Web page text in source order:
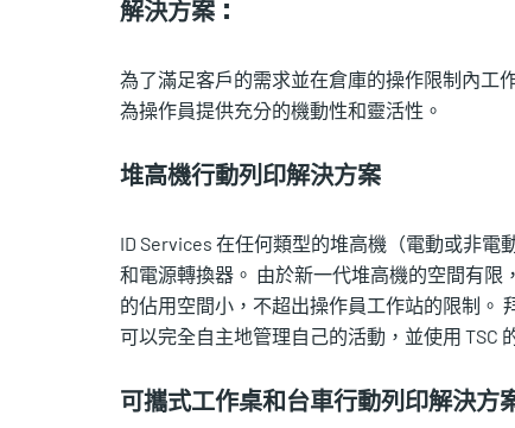
解決方案：
為了滿足客戶的需求並在倉庫的操作限制內工
為操作員提供充分的機動性和靈活性。
堆高機行動列印解決方案
ID Services 在任何類型的堆高機（電動或非
和電源轉換器。 由於新一代堆高機的空間有限
的佔用空間小，不超出操作員工作站的限制。
可以完全自主地管理自己的活動，並使用 TSC
可攜式工作桌和台車行動列印解決方